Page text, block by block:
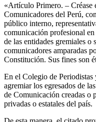
«Artículo Primero. – Créase
Comunicadores del Perú,
público interno,
comunicación profesional
de las entidades gremiales o
comunicadores amparadas
Constitución. Sus fines son
En el Colegio de Periodistas
agremiar los egresados de
de Comunicación creadas o
privadas o estatales del país.